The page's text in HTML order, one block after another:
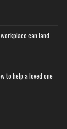
can land
to help a loved one